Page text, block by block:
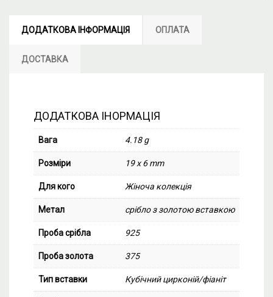
ДОДАТКОВА ІНФОРМАЦІЯ ОПЛАТА
ДОСТАВКА
ДОДАТКОВА ІНОРМАЦІЯ
Вага 4.18 g
Розміри 19 x 6 mm
Для кого Жіноча колекція
Метал срібло з золотою вставкою
Проба срібла 925
Проба золота 375
Тип вставки Кубічний цирконій/фіаніт